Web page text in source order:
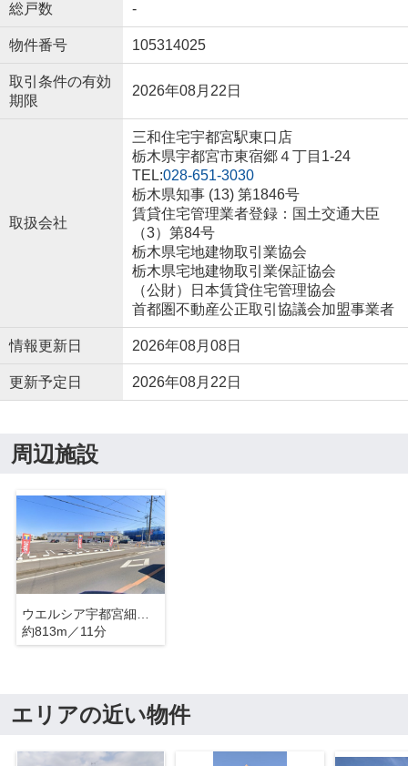
総戸数 -
物件番号 105314025
取引条件の有効
期限
2026年08月22日
取扱会社
三和住宅宇都宮駅東口店
栃木県宇都宮市東宿郷４丁目1-24
TEL:028-651-3030
栃木県知事 (13) 第1846号
賃貸住宅管理業者登録：国土交通大臣
（3）第84号
栃木県宅地建物取引業協会
栃木県宅地建物取引業保証協会
（公財）日本賃貸住宅管理協会
首都圏不動産公正取引協議会加盟事業者
情報更新日 2026年08月08日
更新予定日 2026年08月22日
周辺施設
約813m／11分
エリアの近い物件